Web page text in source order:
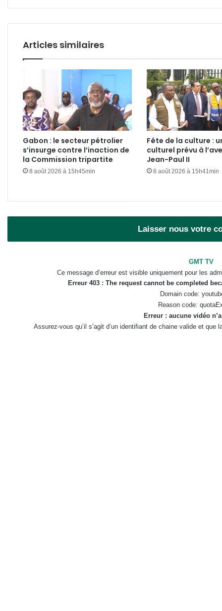
l’enfant
Articles similaires
Gabon : le secteur pétrolier
s’insurge contre l’inaction de
la Commission tripartite
8 août 2026 à 15h45min
Fête de la culture :
culturel prévu à
Jean-Paul II
8 août 2026 à 15h41min
Laisser nous votre
GMT TV
Ce message d’erreur est visible uniquement pour les
Erreur 403 : The request cannot be completed
Domain code:
Reason code:
Erreur : aucune vidéo
Assurez-vous qu’il s’agit d’un identifiant de chaine valide et